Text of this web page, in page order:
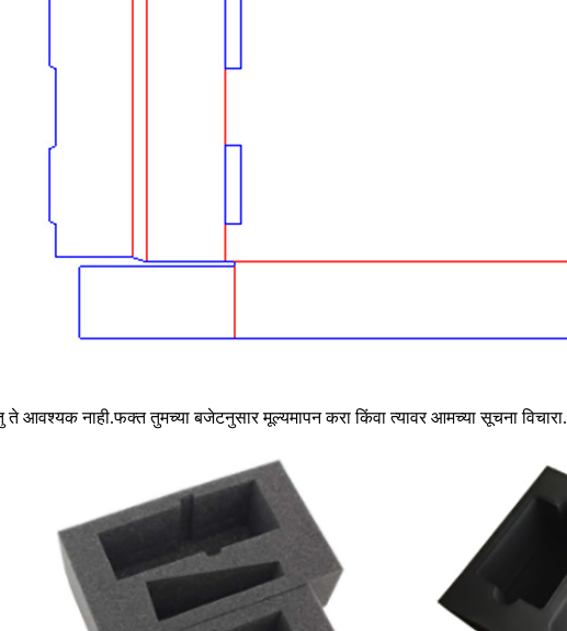
आवश्यक नाही.फक्त तुमच्या बजेटनुसार मूल्यमापन करा किंवा त्यावर आमच्या सूचना विचारा.